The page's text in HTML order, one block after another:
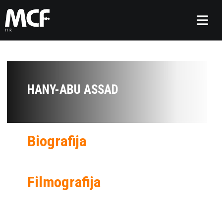
HANY-ABU ASSAD
Biografija
Filmografija